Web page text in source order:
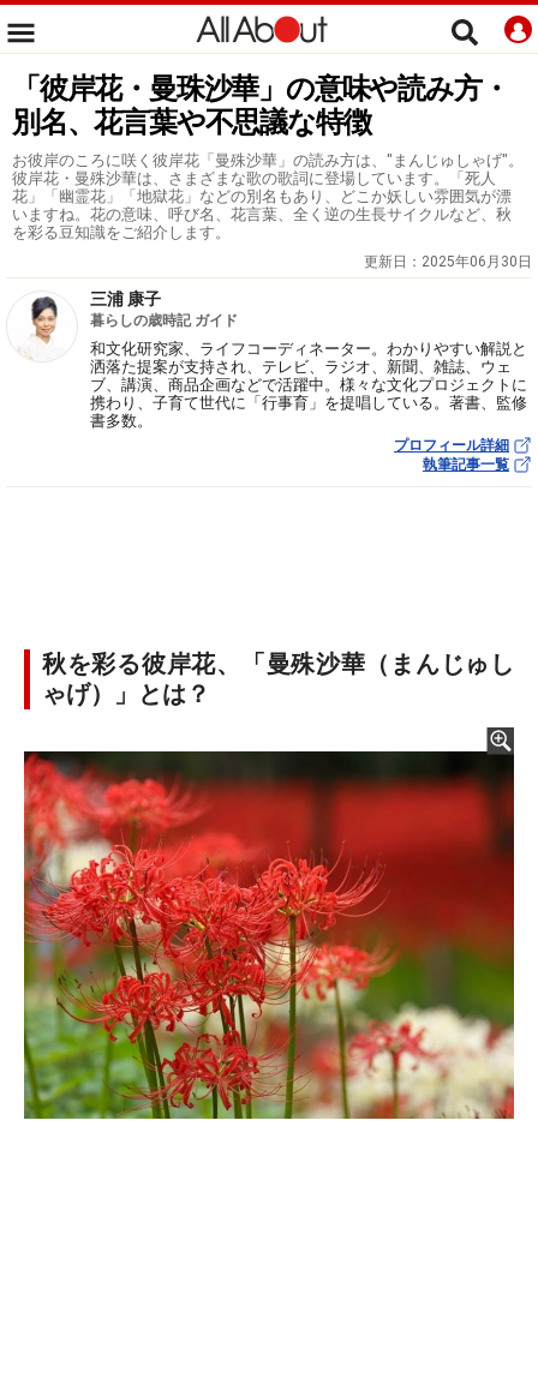
「彼岸花・曼珠沙華」の意味や読み方・
別名、花言葉や不思議な特徴
お彼岸のころに咲く彼岸花「曼殊沙華」の読み方は、"まんじゅしゃげ"。
彼岸花・曼殊沙華は、さまざまな歌の歌詞に登場しています。「死人
花」「幽霊花」「地獄花」などの別名もあり、どこか妖しい雰囲気が漂
いますね。花の意味、呼び名、花言葉、全く逆の生長サイクルなど、秋
を彩る豆知識をご紹介します。
更新日： 2025年06月30日
三浦 康子
暮らしの歳時記 ガイド
和文化研究家、ライフコーディネーター。わかりやすい解説と
洒落た提案が支持され、テレビ、ラジオ、新聞、雑誌、ウェ
ブ、講演、商品企画などで活躍中。様々な文化プロジェクトに
携わり、子育て世代に「行事育」を提唱している。著書、監修
書多数。
プロフィール詳細
執筆記事一覧
秋を彩る彼岸花、「曼殊沙華（まんじゅし
ゃげ）」とは？